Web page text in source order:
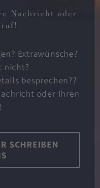
Nachricht oder
Extrawünsche?
nicht?
besprechen??
oder Ihren
SCHREIBEN